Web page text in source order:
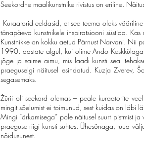
Seekordne maalikunstnike rivistus on eriline.
Kuraatorid eeldasid, et see teema oleks
tänapäeva kunstnikele inspiratsiooni süstida.
Kunstnikke on kokku aetud Pärnust Narvani. Nii
1990. aastate algul, kui olime Ando
jõge ja saime aimu, mis laadi kunsti seal
praeguselgi näitusel esindatud. Kuzja Zverev,
segasemaks.
Žürii oli seekord olemas – peale kuraatorite
mingit sõelumist ei toimunud, sest kuidas on läbi
Mingi “ärkamisega” pole näitusel suurt pistmist
praeguse riigi kunsti suhtes. Ühesõnaga, tuua
nõidusunest.